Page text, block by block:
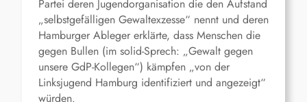
Partei deren Jugendorganisation die den Aufstand
„selbstgefälligen Gewaltexzesse“ nennt und deren
Hamburger Ableger erklärte, dass Menschen die
gegen Bullen (im solid-Sprech: „Gewalt gegen
unsere GdP-Kollegen“) kämpfen „von der
Linksjugend Hamburg identifiziert und angezeigt“
würden.